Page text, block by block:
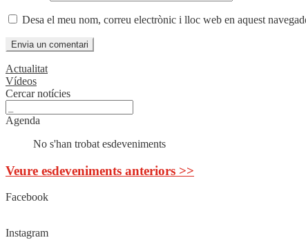
Desa el meu nom, correu electrònic i lloc web en aquest
Actualitat
Vídeos
Cercar notícies
Agenda
No s'han trobat esdeveniments
Veure esdeveniments anteriors >>
Facebook
Instagram